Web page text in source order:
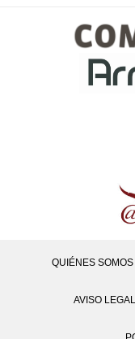
QUIÉNES SOMOS
AVISO LEGAL